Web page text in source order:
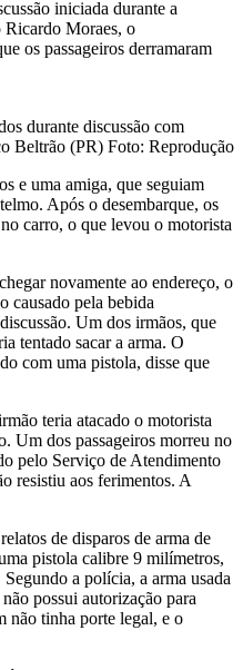
iniciada durante a
Ricardo Moraes, o
os passageiros derramaram
durante discussão com
Beltrão (PR) Foto: Reprodução
e uma amiga, que seguiam
Após o desembarque, os
carro, o que levou o motorista
novamente ao endereço, o
causado pela bebida
Um dos irmãos, que
tentado sacar a arma. O
com uma pistola, disse que
teria atacado o motorista
Um dos passageiros morreu no
pelo Serviço de Atendimento
resistiu aos ferimentos. A
de disparos de arma de
pistola calibre 9 milímetros,
a polícia, a arma usada
possui autorização para
não tinha porte legal, e o